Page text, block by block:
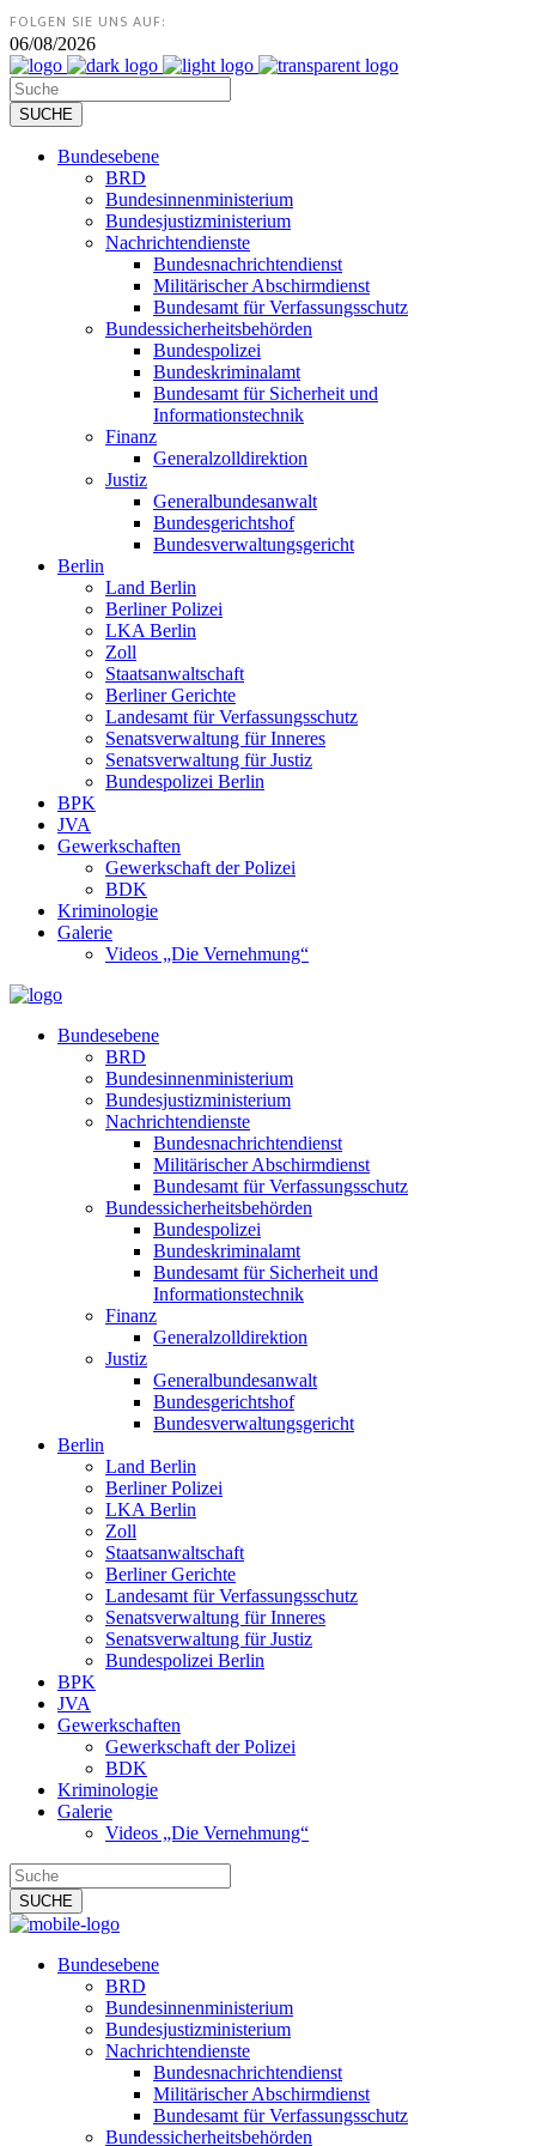
FOLGEN SIE UNS AUF:
06/08/2026
Bundesebene
BRD
Bundesinnenministerium
Bundesjustizministerium
Nachrichtendienste
Bundesnachrichtendienst
Militärischer Abschirmdienst
Bundesamt für Verfassungsschutz
Bundessicherheitsbehörden
Bundespolizei
Bundeskriminalamt
Bundesamt für Sicherheit und
Informationstechnik
Finanz
Generalzolldirektion
Justiz
Generalbundesanwalt
Bundesgerichtshof
Bundesverwaltungsgericht
Berlin
Land Berlin
Berliner Polizei
LKA Berlin
Zoll
Staatsanwaltschaft
Berliner Gerichte
Landesamt für Verfassungsschutz
Senatsverwaltung für Inneres
Senatsverwaltung für Justiz
Bundespolizei Berlin
BPK
JVA
Gewerkschaften
Gewerkschaft der Polizei
BDK
Kriminologie
Galerie
Videos „Die Vernehmung“
Bundesebene
BRD
Bundesinnenministerium
Bundesjustizministerium
Nachrichtendienste
Bundesnachrichtendienst
Militärischer Abschirmdienst
Bundesamt für Verfassungsschutz
Bundessicherheitsbehörden
Bundespolizei
Bundeskriminalamt
Bundesamt für Sicherheit und
Informationstechnik
Finanz
Generalzolldirektion
Justiz
Generalbundesanwalt
Bundesgerichtshof
Bundesverwaltungsgericht
Berlin
Land Berlin
Berliner Polizei
LKA Berlin
Zoll
Staatsanwaltschaft
Berliner Gerichte
Landesamt für Verfassungsschutz
Senatsverwaltung für Inneres
Senatsverwaltung für Justiz
Bundespolizei Berlin
BPK
JVA
Gewerkschaften
Gewerkschaft der Polizei
BDK
Kriminologie
Galerie
Videos „Die Vernehmung“
Bundesebene
BRD
Bundesinnenministerium
Bundesjustizministerium
Nachrichtendienste
Bundesnachrichtendienst
Militärischer Abschirmdienst
Bundesamt für Verfassungsschutz
Bundessicherheitsbehörden